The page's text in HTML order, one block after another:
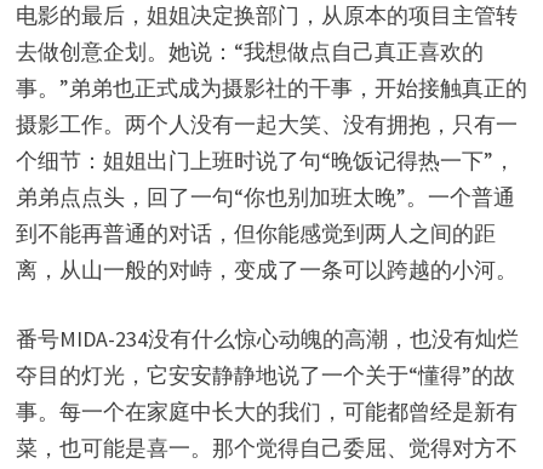
电影的最后，姐姐决定换部门，从原本的项目主管转
去做创意企划。她说：“我想做点自己真正喜欢的
事。”弟弟也正式成为摄影社的干事，开始接触真正的
摄影工作。两个人没有一起大笑、没有拥抱，只有一
个细节：姐姐出门上班时说了句“晚饭记得热一下”，
弟弟点点头，回了一句“你也别加班太晚”。一个普通
到不能再普通的对话，但你能感觉到两人之间的距
离，从山一般的对峙，变成了一条可以跨越的小河。
番号MIDA-234没有什么惊心动魄的高潮，也没有灿烂
夺目的灯光，它安安静静地说了一个关于“懂得”的故
事。每一个在家庭中长大的我们，可能都曾经是新有
菜，也可能是喜一。那个觉得自己委屈、觉得对方不